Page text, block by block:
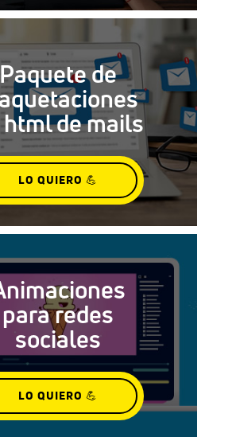
Paquete de
de mails
LO QUIERO 💪
para redes
sociales
LO QUIERO 💪